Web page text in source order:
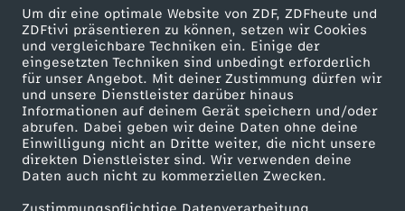
Um dir eine optimale Website von ZDF, ZDFheute und
ZDFtivi präsentieren zu können, setzen wir Cookies
und vergleichbare Techniken ein. Einige der
eingesetzten Techniken sind unbedingt erforderlich
für unser Angebot. Mit deiner Zustimmung dürfen wir
und unsere Dienstleister darüber hinaus
Informationen auf deinem Gerät speichern und/oder
abrufen. Dabei geben wir deine Daten ohne deine
Einwilligung nicht an Dritte weiter, die nicht unsere
direkten Dienstleister sind. Wir verwenden deine
Daten auch nicht zu kommerziellen Zwecken.
h
i
e
r
…
Mehr ZDF
ZDF-Apps
Smart TV
ZDFtext
Livestreams
Service
ZDFmitreden
Kontakt zum ZDF
Tickets
Zuschauerservice